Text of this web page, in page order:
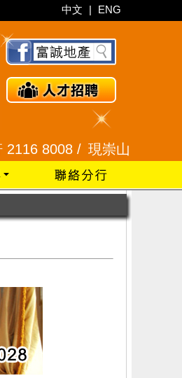
中文 | ENG
/現崇山、譽港灣